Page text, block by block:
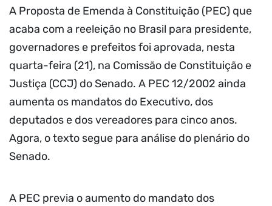
A Proposta de Emenda à Constituição (PEC) que
acaba com a reeleição no Brasil para presidente,
governadores e prefeitos foi aprovada, nesta
quarta-feira (21), na Comissão de Constituição e
Justiça (CCJ) do Senado. A PEC 12/2002 ainda
aumenta os mandatos do Executivo, dos
deputados e dos vereadores para cinco anos.
Agora, o texto segue para análise do plenário do
Senado.
A PEC previa o aumento do mandato dos